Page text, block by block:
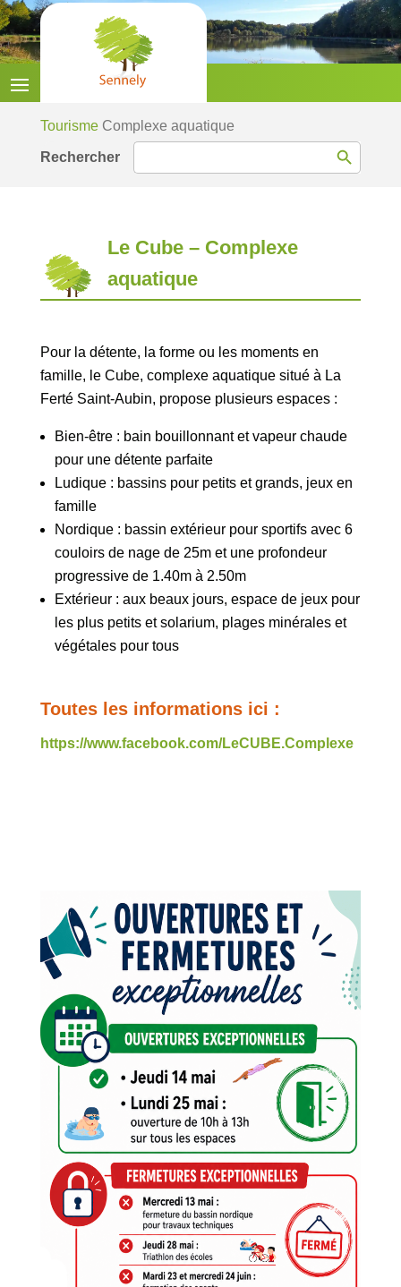
Tourisme Complexe aquatique
Search
Search Button
Le Cube – Complexe
aquatique
Pour la détente, la forme ou les moments en
famille, le Cube, complexe aquatique situé à La
Ferté Saint-Aubin, propose plusieurs espaces :
Bien-être : bain bouillonnant et vapeur chaude
pour une détente parfaite
Ludique : bassins pour petits et grands, jeux en
famille
Nordique : bassin extérieur pour sportifs avec 6
couloirs de nage de 25m et une profondeur
progressive de 1.40m à 2.50m
Extérieur : aux beaux jours, espace de jeux pour
les plus petits et solarium, plages minérales et
végétales pour tous
Toutes les informations ici :
https://www.facebook.com/LeCUBE.Complexe